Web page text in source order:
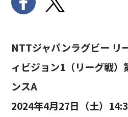
NTTジャパンラグビー リ
ィビジョン1（リーグ戦
ンスA
2024年4月27日（土）